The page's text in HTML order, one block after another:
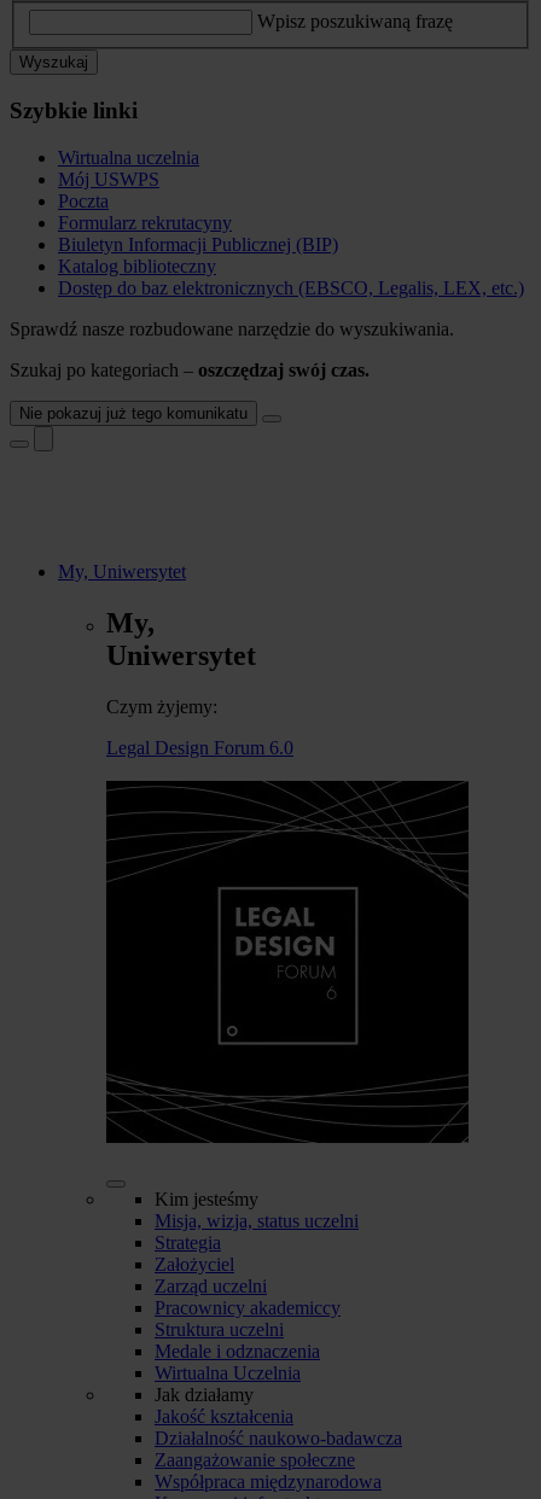
Wpisz poszukiwaną frazę
Wyszukaj
Szybkie linki
Wirtualna uczelnia
Mój USWPS
Poczta
Formularz rekrutacyny
Biuletyn Informacji Publicznej (BIP)
Katalog biblioteczny
Dostęp do baz elektronicznych (EBSCO, Legalis, LEX, etc.)
Sprawdź nasze rozbudowane narzędzie do wyszukiwania.
Szukaj po kategoriach – oszczędzaj swój czas.
Nie pokazuj już tego komunikatu
My, Uniwersytet
My,
Uniwersytet
Czym żyjemy:
Legal Design Forum 6.0
Kim jesteśmy
Misja, wizja, status uczelni
Strategia
Założyciel
Zarząd uczelni
Pracownicy akademiccy
Struktura uczelni
Medale i odznaczenia
Wirtualna Uczelnia
Jak działamy
Jakość kształcenia
Działalność naukowo-badawcza
Zaangażowanie społeczne
Współpraca międzynarodowa